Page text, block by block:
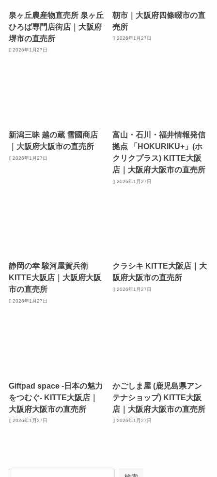
泉ヶ丘農産物直売所 泉ヶ丘
ひろば専門店街店｜大阪府
堺市の直売所
2026年1月27日
朝市｜大阪府四條畷市の直
売所
2026年1月27日
新潟三昧 越の蔵 雪國商店
｜大阪府大阪市の直売所
2026年1月27日
富山・石川・福井情報発信
拠点 「HOKURIKU+」(ホ
クリクプラス) KITTE大阪
店｜大阪府大阪市の直売所
2026年1月27日
静岡の幸 駿河屋賀兵衛
KITTE大阪店｜大阪府大阪
市の直売所
2026年1月27日
クラシキ KITTE大阪店｜大
阪府大阪市の直売所
2026年1月27日
Giftpad space -日本の魅力
をつむぐ- KITTE大阪店｜
大阪府大阪市の直売所
2026年1月27日
かごしま屋 (鹿児島県アン
テナショップ) KITTE大阪
店｜大阪府大阪市の直売所
2026年1月27日